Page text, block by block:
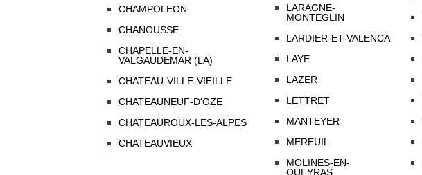
CHAMPOLEON
CHANOUSSE
CHAPELLE-EN-
VALGAUDEMAR (LA)
CHATEAU-VILLE-VIEILLE
CHATEAUNEUF-D'OZE
CHATEAUROUX-LES-ALPES
CHATEAUVIEUX
LARAGNE-
MONTEGLIN
LARDIER-ET-VALENCA
LAYE
LAZER
LETTRET
MANTEYER
MEREUIL
MOLINES-EN-
QUEYRAS